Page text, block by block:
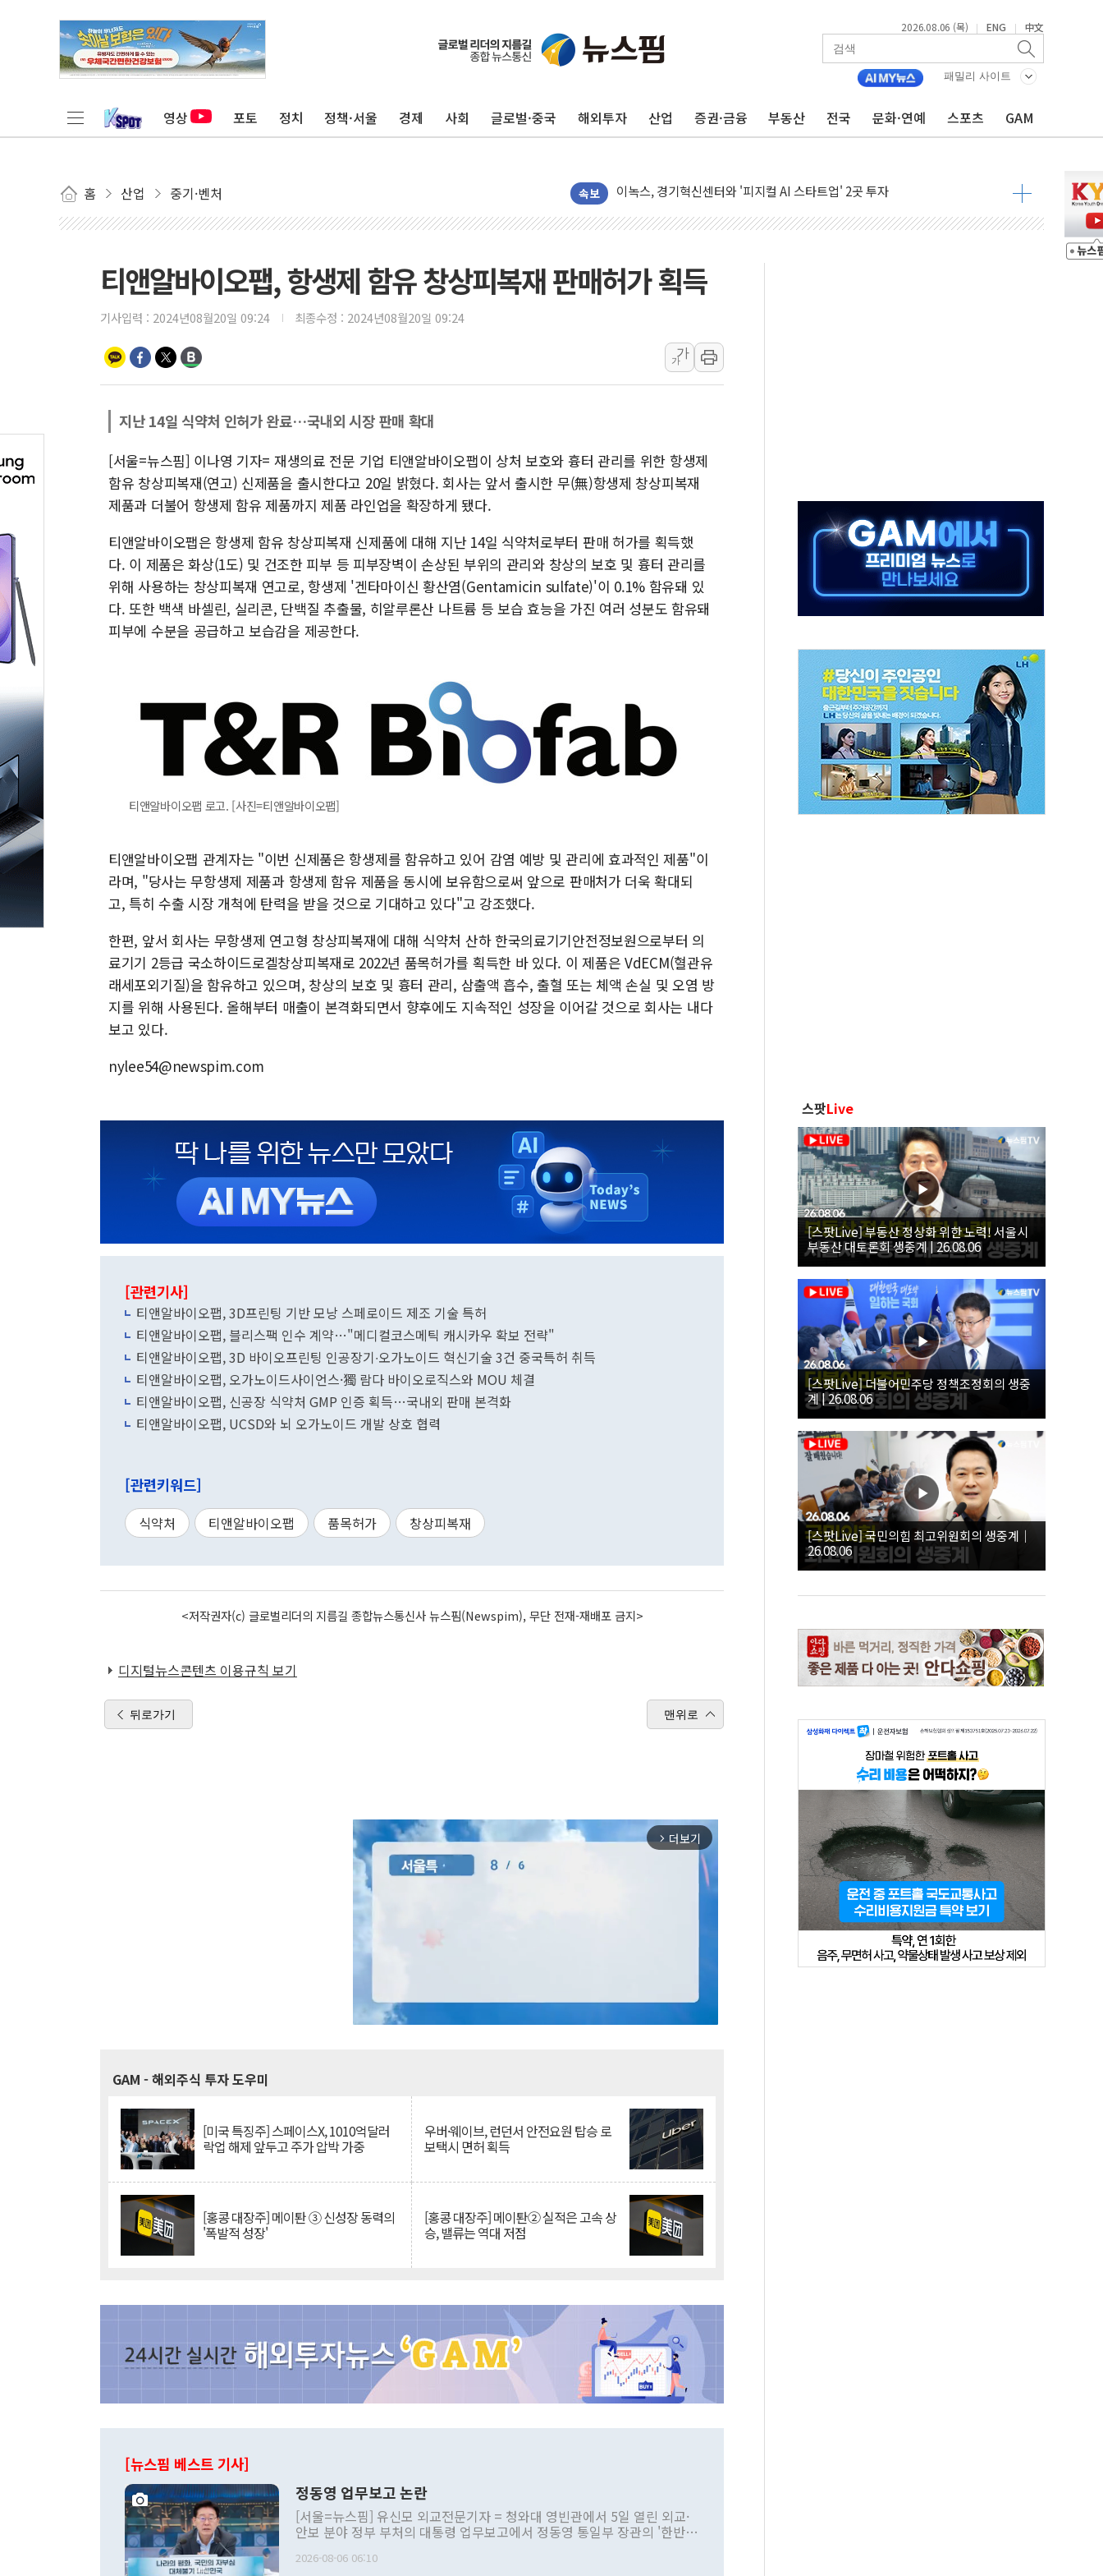
2026.08.06 (목) | ENG | 中文
패밀리 사이트
영상 포토 정치 정책·서울 경제 사회 글로벌·중국 해외투자 산업 증권·금융 부동산 전국 문화·연예 스포츠 GAM
홈 산업 중기·벤처 속보
경북도 '재해 예방 최상위 프로젝트' 자연재해저감 종합계획 수립 착수
14일째 이어지는 폭염에 누적 사망자 21명…누적 온열질환자 2441명
[특징주] 美 반도체 조정에 '삼전닉스' 등 주도주 약세
BoA "엔화, 연말까지 6% 급등... 달러당 149엔 전망"
삼성전자 갤럭시 Z 폴드8·플립8, 7일 국내 출시
성기홍 "김용범 경질보다 대책 챙겨야…빠른 시일 내 부동산 공급 정책 낼 것"
한국콜마, 산호초 보호 자외선차단제 글로벌 인증 체계 구축
KB증권, 국내주식 옮기면 최대 400만원 혜택…'깨비마블' 이벤트
"티로보틱스, 유리기판·휴머노이드로 성장축 확대" - 밸류파인더
폭염속 백화점, 고객잡기...신세계는 '셰프 맛집', 롯데는 '포켓몬'
씨이랩, HPC·AI 전문가 황순욱 박사 영입
이란 외무차관 "미국과 호르무즈 협상 중이란 트럼프 주장은 거짓"
풀무원푸드머스, 의정부시와 손 잡고 지역경제 활성화 앞장
카카오, 2분기 영업이익 2270억원...플랫폼 매출 효과에 36% 증가
티앤알바이오팹, 항생제 함유 창상피복재 판매허가 획득
기사입력 : 2024년08월20일 09:24 최종수정 : 2024년08월20일 09:24
가
가
지난 14일 식약처 인허가 완료…국내외 시장 판매 확대
[서울=뉴스핌] 이나영 기자= 재생의료 전문 기업 티앤알바이오팹이 상처 보호와 흉터 관리를 위한 항생제
함유 창상피복재(연고) 신제품을 출시한다고 20일 밝혔다. 회사는 앞서 출시한 무(無)항생제 창상피복재
제품과 더불어 항생제 함유 제품까지 제품 라인업을 확장하게 됐다.
티앤알바이오팹은 항생제 함유 창상피복재 신제품에 대해 지난 14일 식약처로부터 판매 허가를 획득했
다. 이 제품은 화상(1도) 및 건조한 피부 등 피부장벽이 손상된 부위의 관리와 창상의 보호 및 흉터 관리를
위해 사용하는 창상피복재 연고로, 항생제 '겐타마이신 황산염(Gentamicin sulfate)'이 0.1% 함유돼 있
다. 또한 백색 바셀린, 실리콘, 단백질 추출물, 히알루론산 나트륨 등 보습 효능을 가진 여러 성분도 함유돼
피부에 수분을 공급하고 보습감을 제공한다.
티앤알바이오팹 로고. [사진=티앤알바이오팹]
티앤알바이오팹 관계자는 "이번 신제품은 항생제를 함유하고 있어 감염 예방 및 관리에 효과적인 제품"이
라며, "당사는 무항생제 제품과 항생제 함유 제품을 동시에 보유함으로써 앞으로 판매처가 더욱 확대되
고, 특히 수출 시장 개척에 탄력을 받을 것으로 기대하고 있다"고 강조했다.
한편, 앞서 회사는 무항생제 연고형 창상피복재에 대해 식약처 산하 한국의료기기안전정보원으로부터 의
료기기 2등급 국소하이드로겔창상피복재로 2022년 품목허가를 획득한 바 있다. 이 제품은 VdECM(혈관유
래세포외기질)을 함유하고 있으며, 창상의 보호 및 흉터 관리, 삼출액 흡수, 출혈 또는 체액 손실 및 오염 방
지를 위해 사용된다. 올해부터 매출이 본격화되면서 향후에도 지속적인 성장을 이어갈 것으로 회사는 내다
보고 있다.
nylee54@newspim.com
[관련기사]
티앤알바이오팹, 3D프린팅 기반 모낭 스페로이드 제조 기술 특허
티앤알바이오팹, 블리스팩 인수 계약…"메디컬코스메틱 캐시카우 확보 전략"
티앤알바이오팹, 3D 바이오프린팅 인공장기∙오가노이드 혁신기술 3건 중국특허 취득
티앤알바이오팹, 오가노이드사이언스·獨 람다 바이오로직스와 MOU 체결
티앤알바이오팹, 신공장 식약처 GMP 인증 획득…국내외 판매 본격화
티앤알바이오팹, UCSD와 뇌 오가노이드 개발 상호 협력
[관련키워드]
식약처 티앤알바이오팹 품목허가 창상피복재
<저작권자(c) 글로벌리더의 지름길 종합뉴스통신사 뉴스핌(Newspim), 무단 전재-재배포 금지>
디지털뉴스콘텐츠 이용규칙 보기
뒤로가기 맨위로
arrow_forward_ios 더보기
GAM - 해외주식 투자 도우미
[미국 특징주] 스페이스X, 1010억달러
락업 해제 앞두고 주가 압박 가중
우버·웨이브, 런던서 안전요원 탑승 로
보택시 면허 획득
[홍콩 대장주] 메이퇀 ③ 신성장 동력의
'폭발적 성장'
[홍콩 대장주] 메이퇀② 실적은 고속 상
승, 밸류는 역대 저점
[뉴스핌 베스트 기사]
정동영 업무보고 논란
[서울=뉴스핌] 유신모 외교전문기자 = 청와대 영빈관에서 5일 열린 외교·
안보 분야 정부 부처의 대통령 업무보고에서 정동영 통일부 장관의 '한반도
발언 중에는 정부 내 조율을 거치지 않은 사안을 정책으로 추진하겠다고 공
2026-08-06 06:10
스팟Live
[스팟Live] 부동산 정상화 위한 노력! 서울시
부동산 대토론회 생중계 | 26.08.06
[스팟Live] 더불어민주당 정책조정회의 생중
계 | 26.08.06
[스팟Live] 국민의힘 최고위원회의 생중계｜
26.08.06